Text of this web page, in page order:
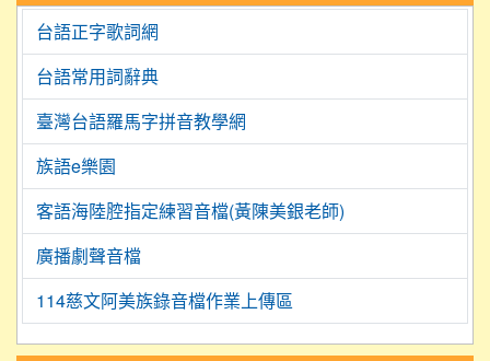
台語正字歌詞網
台語常用詞辭典
臺灣台語羅馬字拼音教學網
族語e樂園
客語海陸腔指定練習音檔(黃陳美銀老師)
廣播劇聲音檔
114慈文阿美族錄音檔作業上傳區